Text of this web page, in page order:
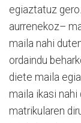
egiaztatuz
aurrenekoz–
maila nahi
ordaindu
diete maila
maila ikasi
matrikularen